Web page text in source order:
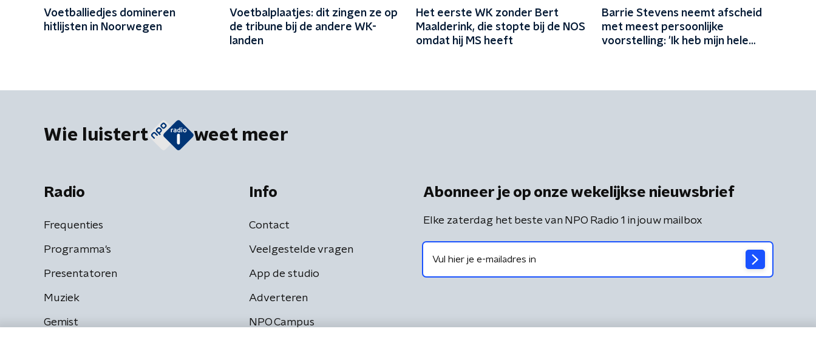
Voetballiedjes domineren
hitlijsten in Noorwegen
Voetbalplaatjes: dit zingen ze op
de tribune bij de andere WK-
landen
Het eerste WK zonder Bert
Maalderink, die stopte bij de NOS
omdat hij MS heeft
Barrie Stevens neemt afscheid
met meest persoonlijke
voorstelling: 'Ik heb mijn hele
Wie luistert weet meer
Radio
Frequenties
Programma's
Presentatoren
Muziek
Gemist
Info
Contact
Veelgestelde vragen
App de studio
Adverteren
NPO Campus
Abonneer je op onze wekelijkse nieuwsbrief
Elke zaterdag het beste van NPO Radio 1 in jouw mailbox